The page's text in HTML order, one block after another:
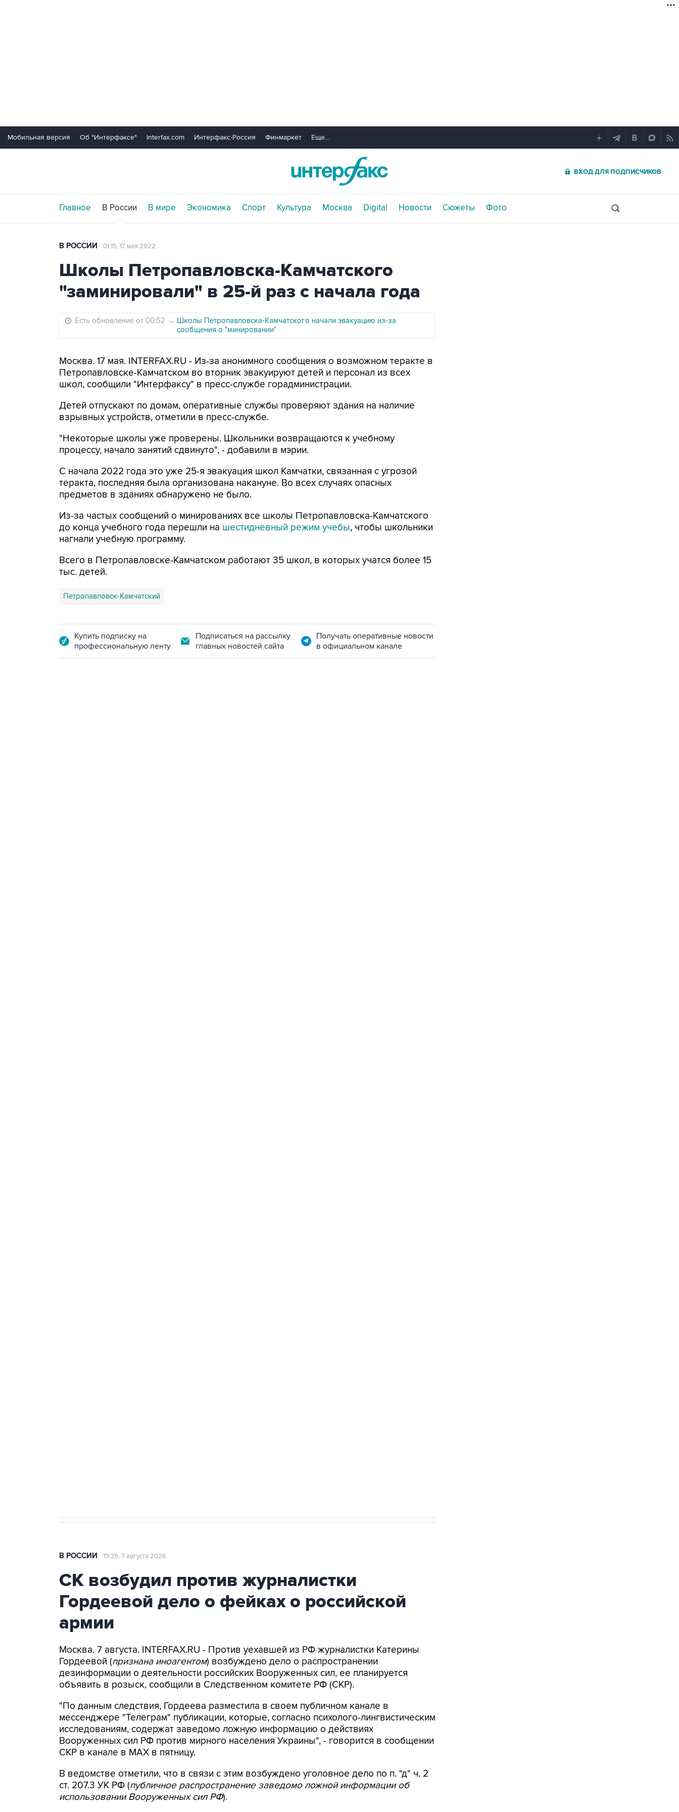
Мобильная версия Об "Интерфаксе" Interfax.com Интерфакс-Россия Финмаркет Еще...
ВХОД ДЛЯ ПОДПИСЧИКОВ
Главное В России В мире Экономика Спорт Культура Москва Digital Новости Сюжеты Фото
В РОССИИ 01:15, 17 мая 2022
Школы Петропавловска-Камчатского
"заминировали" в 25-й раз с начала года
Есть обновление от 00:52 → Школы Петропавловска-Камчатского начали эвакуацию из-за
сообщения о "минировании"
Москва. 17 мая. INTERFAX.RU - Из-за анонимного сообщения о возможном теракте в
Петропавловске-Камчатском во вторник эвакуируют детей и персонал из всех
школ, сообщили "Интерфаксу" в пресс-службе горадминистрации.
Детей отпускают по домам, оперативные службы проверяют здания на наличие
взрывных устройств, отметили в пресс-службе.
"Некоторые школы уже проверены. Школьники возвращаются к учебному
процессу, начало занятий сдвинуто", - добавили в мэрии.
С начала 2022 года это уже 25-я эвакуация школ Камчатки, связанная с угрозой
теракта, последняя была организована накануне. Во всех случаях опасных
предметов в зданиях обнаружено не было.
Из-за частых сообщений о минированиях все школы Петропавловска-Камчатского
до конца учебного года перешли на шестидневный режим учебы, чтобы школьники
нагнали учебную программу.
Всего в Петропавловске-Камчатском работают 35 школ, в которых учатся более 15
тыс. детей.
Петропавловск-Камчатский
Купить подписку на
профессиональную ленту
Подписаться на рассылку
главных новостей сайта
Получать оперативные новости
в официальном канале
В РОССИИ 19:39, 7 августа 2026
СК возбудил против журналистки
Гордеевой дело о фейках о российской
армии
Москва. 7 августа. INTERFAX.RU - Против уехавшей из РФ журналистки Катерины
Гордеевой (признана иноагентом) возбуждено дело о распространении
дезинформации о деятельности российских Вооруженных сил, ее планируется
объявить в розыск, сообщили в Следственном комитете РФ (СКР).
"По данным следствия, Гордеева разместила в своем публичном канале в
мессенджере "Телеграм" публикации, которые, согласно психолого-лингвистическим
исследованиям, содержат заведомо ложную информацию о действиях
Вооруженных сил РФ против мирного населения Украины", - говорится в сообщении
СКР в канале в MAX в пятницу.
В ведомстве отметили, что в связи с этим возбуждено уголовное дело по п. "д" ч. 2
ст. 207.3 УК РФ (публичное распространение заведомо ложной информации об
использовании Вооруженных сил РФ).